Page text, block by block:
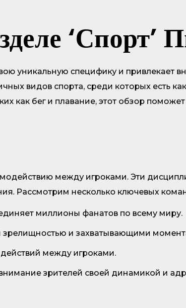
‘Спорт’
уникальную специфику и привлекает
видов спорта, среди которых есть
как бег и плавание, этот обзор
между игроками. Эти
Рассмотрим несколько ключевых
миллионы фанатов по всему миру.
зрелищностью и захватывающими
между игроками.
зрителей своей динамикой и